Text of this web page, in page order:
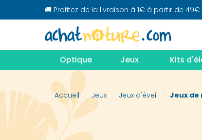
🚚 Profitez de la livraison à 1€ à partir de
Optique Jeux Kits
Accueil Jeux Jeux d'éveil Jeux